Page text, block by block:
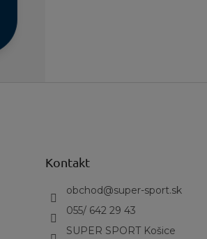
Kontakt
obchod@super-sport.sk
055/ 642 29 43
SUPER SPORT Košice